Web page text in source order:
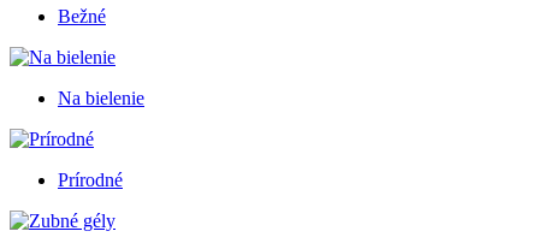
Bežné
Na bielenie
Prírodné